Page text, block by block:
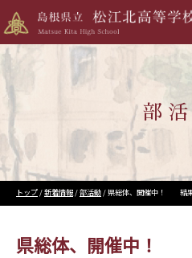
部
現
在
位
置：
トップ/新着情報/部活動/県総体、開催中！ 結
県総体、開催中！